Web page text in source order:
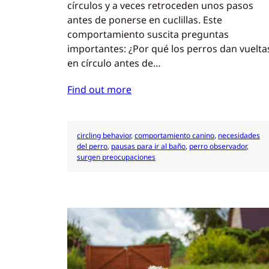
círculos y a veces retroceden unos pasos
antes de ponerse en cuclillas. Este
comportamiento suscita preguntas
importantes: ¿Por qué los perros dan
en círculo antes de…
Find out more
circling behavior, comportamiento canino, necesidades
del perro, pausas para ir al baño, perro observador
surgen preocupaciones